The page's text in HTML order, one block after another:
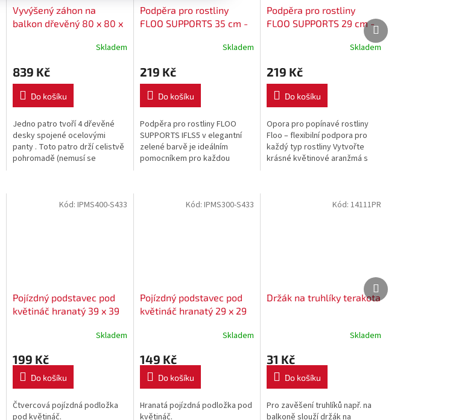
Vyvýšený záhon na
balkon dřevěný 80 x 80 x
Skladem
839 Kč
Do košíku
Jedno patro tvoří 4 dřevěné
desky spojené ocelovými
panty . Toto patro drží celistvě
pohromadě (nemusí se
Podpěra pro rostliny
FLOO SUPPORTS 35 cm -
Skladem
219 Kč
Do košíku
Podpěra pro rostliny FLOO
SUPPORTS IFLS5 v elegantní
zelené barvě je ideálním
pomocníkem pro každou
Podpěra pro rostliny
FLOO SUPPORTS 29 cm -
Skladem
219 Kč
Do košíku
Opora pro popínavé rostliny
Floo – flexibilní podpora pro
každý typ rostliny Vytvořte
krásné květinové aranžmá s
Další
produkt
Další
produkt
Pojízdný podstavec pod
květináč hranatý 39 x 39
Skladem
199 Kč
Do košíku
Čtvercová pojízdná podložka
pod květináč.
Kód: IPMS400-S433
Pojízdný podstavec pod
květináč hranatý 29 x 29
Skladem
149 Kč
Do košíku
Hranatá pojízdná podložka pod
květináč.
Kód:IPMS300-S433
Držák na truhlíky terakota
Skladem
31 Kč
Do košíku
Pro zavěšení truhlíků např. na
balkoně slouží držák na
Kód: 14111PR
Další
produkt
Další
produkt